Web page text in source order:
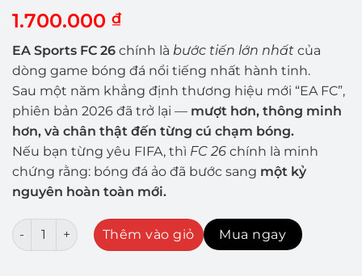
1.700.000 ₫
EA Sports FC 26 chính là bước tiến lớn nhất của
dòng game bóng đá nổi tiếng nhất hành tinh.
Sau một năm khẳng định thương hiệu mới “EA FC”,
phiên bản 2026 đã trở lại — mượt hơn, thông minh
hơn, và chân thật đến từng cú chạm bóng.
Nếu bạn từng yêu FIFA, thì FC 26 chính là minh
chứng rằng: bóng đá ảo đã bước sang một kỷ
nguyên hoàn toàn mới.
Đĩa Game EA Sports FC 26 – PS4 số lượng
Thêm vào giỏ Mua ngay